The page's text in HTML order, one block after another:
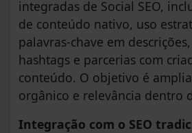
integradas de Social SEO,
de conteúdo nativo, uso
palavras-chave em
hashtags e parcerias com
conteúdo. O objetivo é
orgânico e relevância dentro
Integração com o SEO